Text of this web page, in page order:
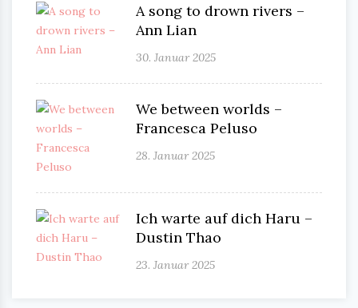
A song to drown rivers –
Ann Lian
30. Januar 2025
We between worlds –
Francesca Peluso
28. Januar 2025
Ich warte auf dich Haru –
Dustin Thao
23. Januar 2025